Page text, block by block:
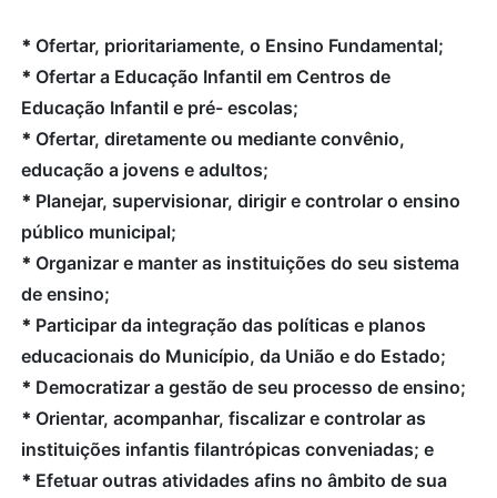
* Ofertar, prioritariamente, o Ensino Fundamental;
* Ofertar a Educação Infantil em Centros de
Educação Infantil e pré- escolas;
* Ofertar, diretamente ou mediante convênio,
educação a jovens e adultos;
* Planejar, supervisionar, dirigir e controlar o ensino
público municipal;
* Organizar e manter as instituições do seu sistema
de ensino;
* Participar da integração das políticas e planos
educacionais do Município, da União e do Estado;
* Democratizar a gestão de seu processo de ensino;
* Orientar, acompanhar, fiscalizar e controlar as
instituições infantis filantrópicas conveniadas; e
* Efetuar outras atividades afins no âmbito de sua